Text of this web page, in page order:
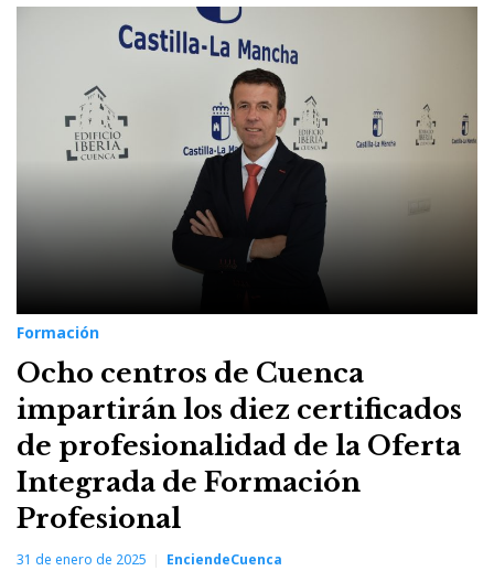
Formación
Ocho centros de Cuenca
impartirán los diez certificados
de profesionalidad de la Oferta
Integrada de Formación
Profesional
31 de enero de 2025 EnciendeCuenca